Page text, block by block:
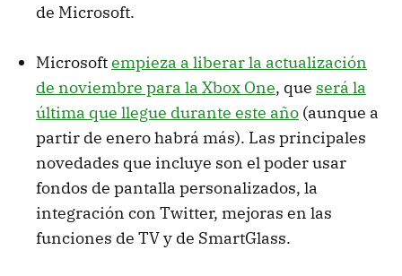
de Microsoft.
Microsoftempieza a liberar la actualización
de noviembre para la Xbox One, que será la
última que llegue durante este año (aunque a
partir de enero habrá más). Las principales
novedades que incluye son el poder usar
fondos de pantalla personalizados, la
integración con Twitter, mejoras en las
funciones de TV y de SmartGlass.